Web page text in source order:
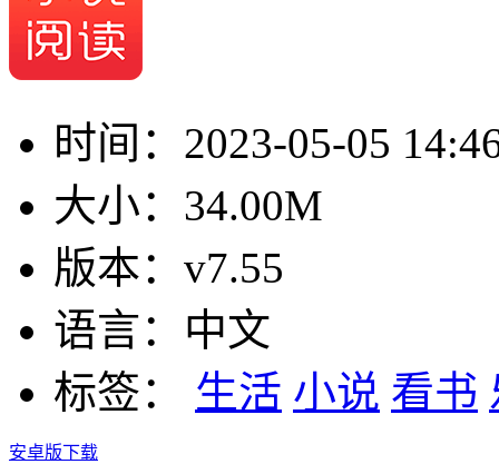
时间： 2023-05-05
大小： 34.00M
版本： v7.55
语言： 中文
标签：
生活 小说 看书
安卓版下载